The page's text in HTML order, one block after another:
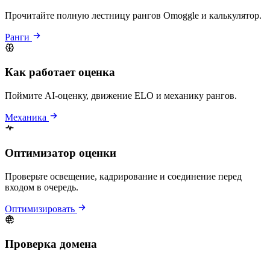
Прочитайте полную лестницу рангов Omoggle и калькулятор.
Ранги
Как работает оценка
Поймите AI-оценку, движение ELO и механику рангов.
Механика
Оптимизатор оценки
Проверьте освещение, кадрирование и соединение перед
входом в очередь.
Оптимизировать
Проверка домена